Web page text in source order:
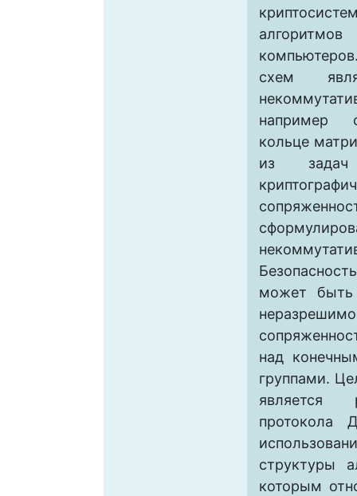
схем
например
кольце
из задач
может быть
над
группами.
является
протокола
структуры
которым